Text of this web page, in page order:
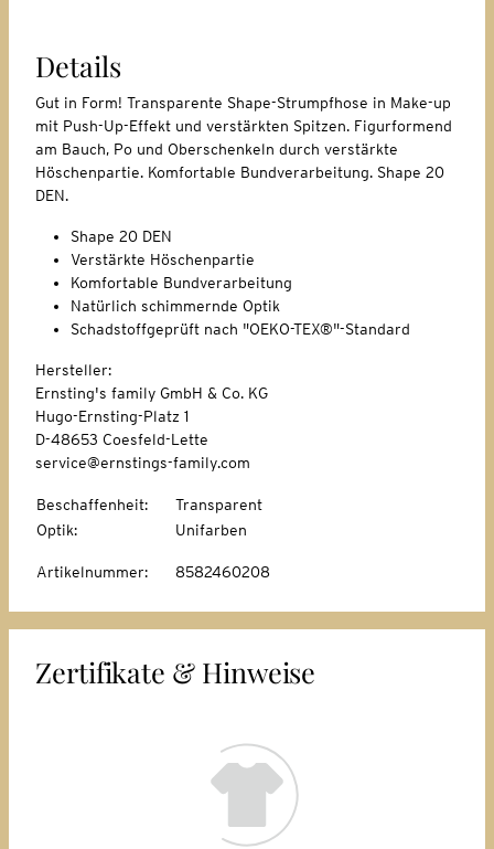
Details
Gut in Form! Transparente Shape-Strumpfhose in Make-up
mit Push-Up-Effekt und verstärkten Spitzen. Figurformend
am Bauch, Po und Oberschenkeln durch verstärkte
Höschenpartie. Komfortable Bundverarbeitung. Shape 20
DEN.
Shape 20 DEN
Verstärkte Höschenpartie
Komfortable Bundverarbeitung
Natürlich schimmernde Optik
Schadstoffgeprüft nach "OEKO-TEX®"-Standard
Hersteller:
Ernsting's family GmbH & Co. KG
Hugo-Ernsting-Platz 1
D-48653 Coesfeld-Lette
service@ernstings-family.com
Beschaffenheit:
Transparent
Optik: Unifarben
Artikelnummer: 8582460208
Zertifikate & Hinweise